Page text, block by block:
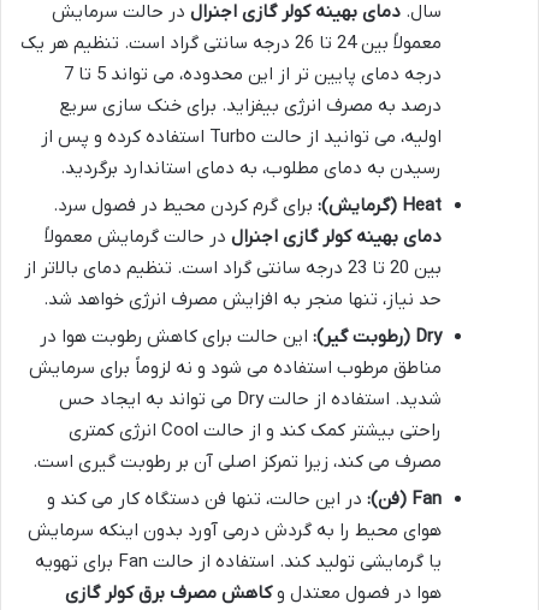
سال. دمای بهینه کولر گازی اجنرال در حالت سرمایش
معمولاً بین 24 تا 26 درجه سانتی گراد است. تنظیم هر یک
درجه دمای پایین تر از این محدوده، می تواند 5 تا 7
درصد به مصرف انرژی بیفزاید. برای خنک سازی سریع
اولیه، می توانید از حالت Turbo استفاده کرده و پس از
رسیدن به دمای مطلوب، به دمای استاندارد برگردید.
Heat (گرمایش):
برای گرم کردن محیط در فصول سرد.
دمای بهینه کولر گازی اجنرال در حالت گرمایش معمولاً
بین 20 تا 23 درجه سانتی گراد است. تنظیم دمای بالاتر از
حد نیاز، تنها منجر به افزایش مصرف انرژی خواهد شد.
Dry (رطوبت گیر):
این حالت برای کاهش رطوبت هوا در
مناطق مرطوب استفاده می شود و نه لزوماً برای سرمایش
شدید. استفاده از حالت Dry می تواند به ایجاد حس
راحتی بیشتر کمک کند و از حالت Cool انرژی کمتری
مصرف می کند، زیرا تمرکز اصلی آن بر رطوبت گیری است.
Fan (فن):
در این حالت، تنها فن دستگاه کار می کند و
هوای محیط را به گردش درمی آورد بدون اینکه سرمایش
یا گرمایشی تولید کند. استفاده از حالت Fan برای تهویه
هوا در فصول معتدل وکاهش مصرف برق کولر گازی